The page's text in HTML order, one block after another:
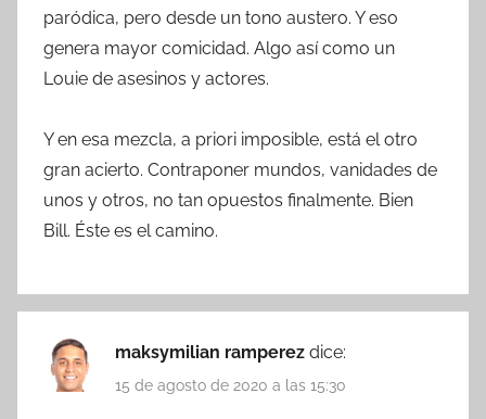
paródica, pero desde un tono austero. Y eso
genera mayor comicidad. Algo así como un
Louie de asesinos y actores.
Y en esa mezcla, a priori imposible, está el otro
gran acierto. Contraponer mundos, vanidades de
unos y otros, no tan opuestos finalmente. Bien
Bill. Éste es el camino.
maksymilian ramperez dice:
15 de agosto de 2020 a las 15:30